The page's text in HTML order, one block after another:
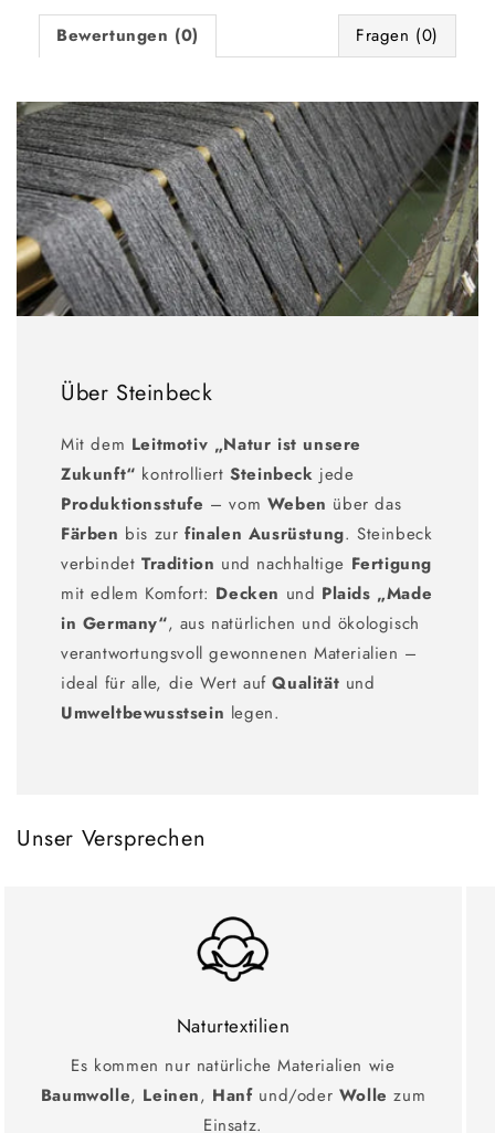
Bewertungen (0) Fragen (0)
Über Steinbeck
Mit dem Leitmotiv „Natur ist unsere
Zukunft“ kontrolliertSteinbeck jede
Produktionsstufe – vom Weben über das
Färben bis zurfinalen Ausrüstung. Steinbeck
verbindet Tradition und nachhaltige Fertigung
mit edlem Komfort: Decken und Plaids „Made
in Germany“, aus natürlichen und ökologisch
verantwortungsvoll gewonnenen Materialien –
ideal für alle, die Wert aufQualität und
Umweltbewusstsein legen.
Unser Versprechen
Naturtextilien
Es kommen nur natürliche Materialien wie
Baumwolle, Leinen, Hanfund/oder Wolle zum
Einsatz.